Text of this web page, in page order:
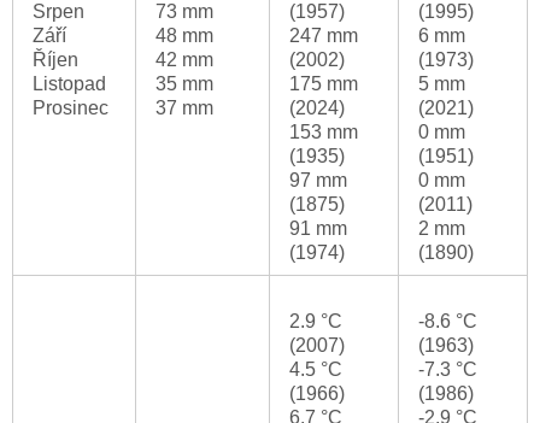
Srpen
Září
Říjen
Listopad
Prosinec
73 mm
48 mm
42 mm
35 mm
37 mm
(1957)
247 mm
(2002)
175 mm
(2024)
153 mm
(1935)
97 mm
(1875)
91 mm
(1974)
(1995)
6 mm
(1973)
5 mm
(2021)
0 mm
(1951)
0 mm
(2011)
2 mm
(1890)
2.9 °C
(2007)
4.5 °C
(1966)
6.7 °C
-8.6 °C
(1963)
-7.3 °C
(1986)
-2.9 °C